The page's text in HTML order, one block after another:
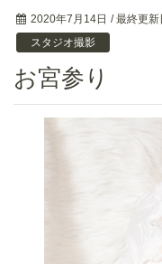
2020年7月14日 / 最終更新
スタジオ撮影
お宮参り